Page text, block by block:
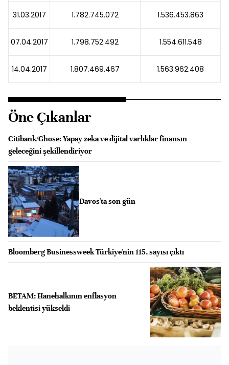
31.03.2017 1.782.745.072 1.536.453.863
07.04.2017 1.798.752.492 1.554.611.548
14.04.2017 1.807.469.467 1.563.962.408
Öne Çıkanlar
Citibank/Ghose: Yapay zeka ve dijital varlıklar finansın
geleceğini şekillendiriyor
Davos'ta son gün
Bloomberg Businessweek Türkiye'nin 115. sayısı çıktı
BETAM: Hanehalkının enflasyon
beklentisi yükseldi